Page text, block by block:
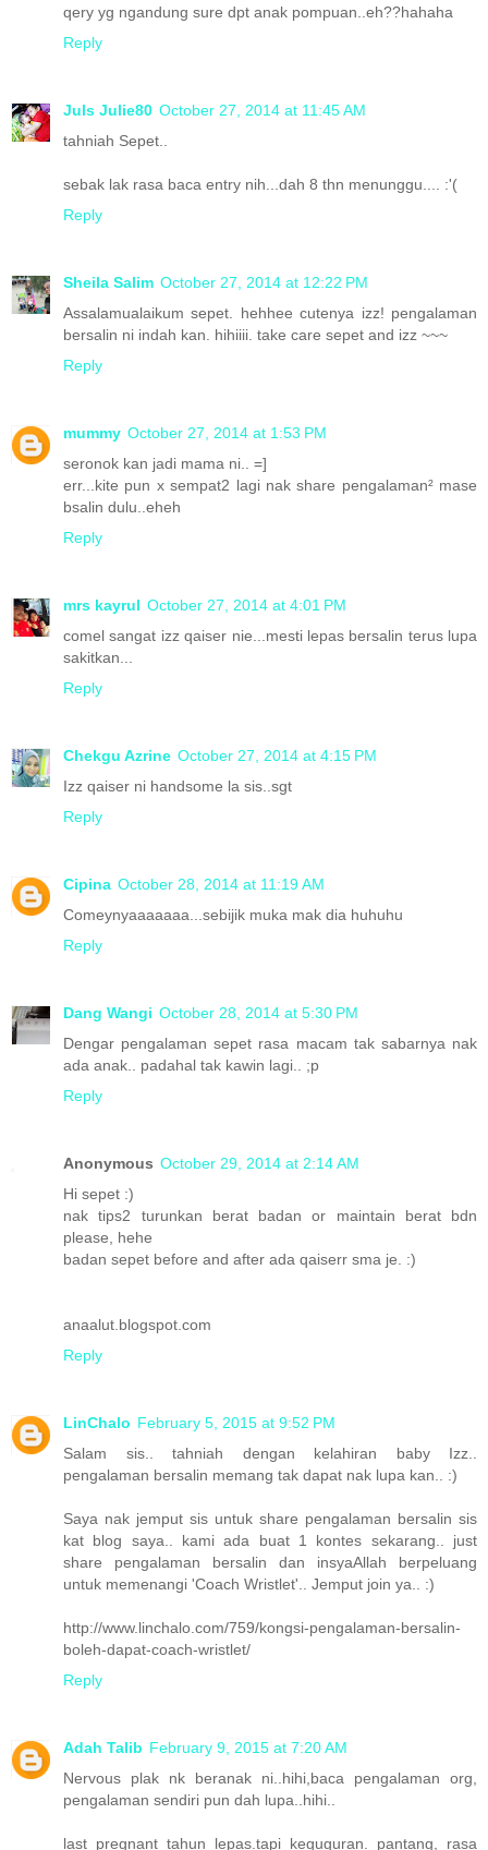
qery yg ngandung sure dpt anak pompuan..eh??hahaha
Reply
Juls Julie80 October 27, 2014 at 11:45 AM
tahniah Sepet..
sebak lak rasa baca entry nih...dah 8 thn menunggu.... :'(
Reply
Sheila Salim October 27, 2014 at 12:22 PM
Assalamualaikum sepet. hehhee cutenya izz! pengalaman
bersalin ni indah kan. hihiiii. take care sepet and izz ~~~
Reply
mummy October 27, 2014 at 1:53 PM
seronok kan jadi mama ni.. =]
err...kite pun x sempat2 lagi nak share pengalaman² mase
bsalin dulu..eheh
Reply
mrs kayrul October 27, 2014 at 4:01 PM
comel sangat izz qaiser nie...mesti lepas bersalin terus lupa
sakitkan...
Reply
Chekgu Azrine October 27, 2014 at 4:15 PM
Izz qaiser ni handsome la sis..sgt
Reply
Cipina October 28, 2014 at 11:19 AM
Comeynyaaaaaaa...sebijik muka mak dia huhuhu
Reply
Dang Wangi October 28, 2014 at 5:30 PM
Dengar pengalaman sepet rasa macam tak sabarnya nak
ada anak.. padahal tak kawin lagi.. ;p
Reply
Anonymous October 29, 2014 at 2:14 AM
Hi sepet :)
nak tips2 turunkan berat badan or maintain berat bdn
please, hehe
badan sepet before and after ada qaiserr sma je. :)
anaalut.blogspot.com
Reply
LinChalo February 5, 2015 at 9:52 PM
Salam sis.. tahniah dengan kelahiran baby Izz..
pengalaman bersalin memang tak dapat nak lupa kan.. :)
Saya nak jemput sis untuk share pengalaman bersalin sis
kat blog saya.. kami ada buat 1 kontes sekarang.. just
share pengalaman bersalin dan insyaAllah berpeluang
untuk memenangi 'Coach Wristlet'.. Jemput join ya.. :)
http://www.linchalo.com/759/kongsi-pengalaman-bersalin-
boleh-dapat-coach-wristlet/
Reply
Adah Talib February 9, 2015 at 7:20 AM
Nervous plak nk beranak ni..hihi,baca pengalaman org,
pengalaman sendiri pun dah lupa..hihi..
last pregnant tahun lepas.tapi keguguran. pantang, rasa